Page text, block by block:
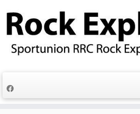
Inhalt
springen